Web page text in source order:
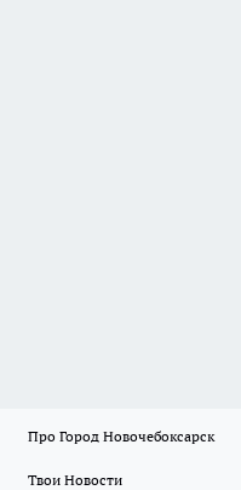
Про Город Новочебоксарск
Твои Новости